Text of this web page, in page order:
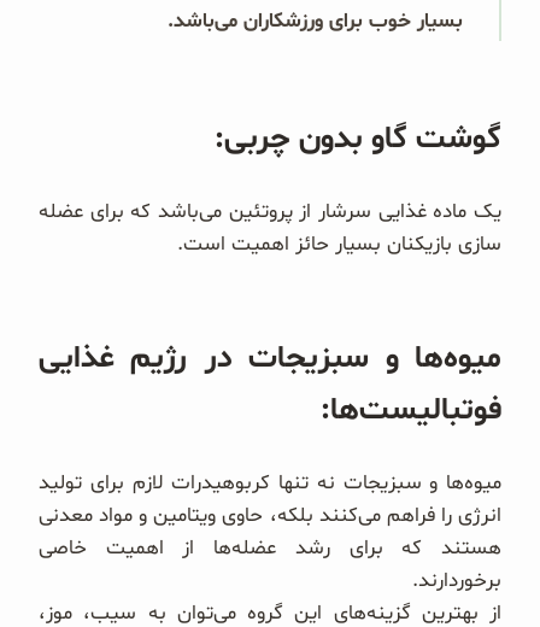
بسیار خوب برای ورزشکاران می‌باشد.
گوشت گاو بدون چربی:
یک ماده غذایی سرشار از پروتئین می‌باشد که برای عضله
سازی بازیکنان بسیار حائز اهمیت است.
میوه‌ها و سبزیجات در رژیم غذایی
فوتبالیست‌ها:
میوه‌ها و سبزیجات نه تنها کربوهیدرات لازم برای تولید
انرژی را فراهم می‌کنند بلکه، حاوی ویتامین و مواد معدنی
هستند که برای رشد عضله‌ها از اهمیت خاصی
برخوردارند.
از بهترین گزینه‌های این گروه می‌توان به سیب، موز،